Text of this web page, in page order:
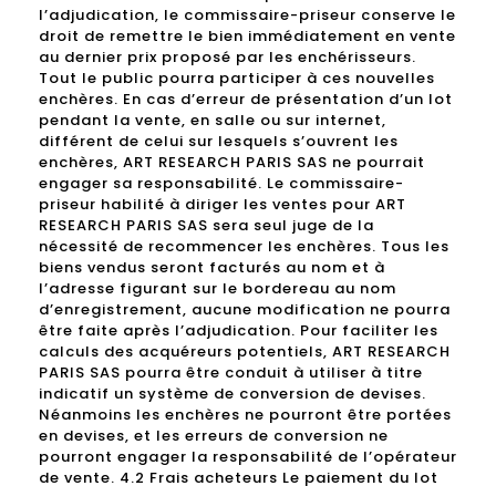
l’adjudication, le commissaire-priseur conserve le
droit de remettre le bien immédiatement en vente
au dernier prix proposé par les enchérisseurs.
Tout le public pourra participer à ces nouvelles
enchères. En cas d’erreur de présentation d’un lot
pendant la vente, en salle ou sur internet,
différent de celui sur lesquels s’ouvrent les
enchères, ART RESEARCH PARIS SAS ne pourrait
engager sa responsabilité. Le commissaire-
priseur habilité à diriger les ventes pour ART
RESEARCH PARIS SAS sera seul juge de la
nécessité de recommencer les enchères. Tous les
biens vendus seront facturés au nom et à
l’adresse figurant sur le bordereau au nom
d’enregistrement, aucune modification ne pourra
être faite après l’adjudication. Pour faciliter les
calculs des acquéreurs potentiels, ART RESEARCH
PARIS SAS pourra être conduit à utiliser à titre
indicatif un système de conversion de devises.
Néanmoins les enchères ne pourront être portées
en devises, et les erreurs de conversion ne
pourront engager la responsabilité de l’opérateur
de vente. 4.2 Frais acheteurs Le paiement du lot